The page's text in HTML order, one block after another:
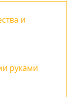
и
руками